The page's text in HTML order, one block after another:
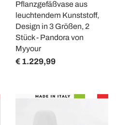
Pflanzgefäßvase aus
leuchtendem Kunststoff,
Design in 3 Größen, 2
Stück - Pandora von
Myyour
€ 1.229,99